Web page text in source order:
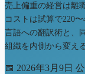
売上偏重の経営は離
コストは試算で220
言語への翻訳術と、
組織を内側から変え
📅 2026年3月9日